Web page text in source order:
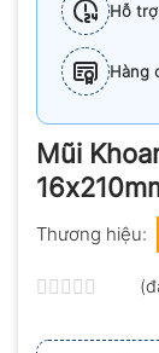
Hỗ
Hàng
Mũi
Thương hiệu:
xếp